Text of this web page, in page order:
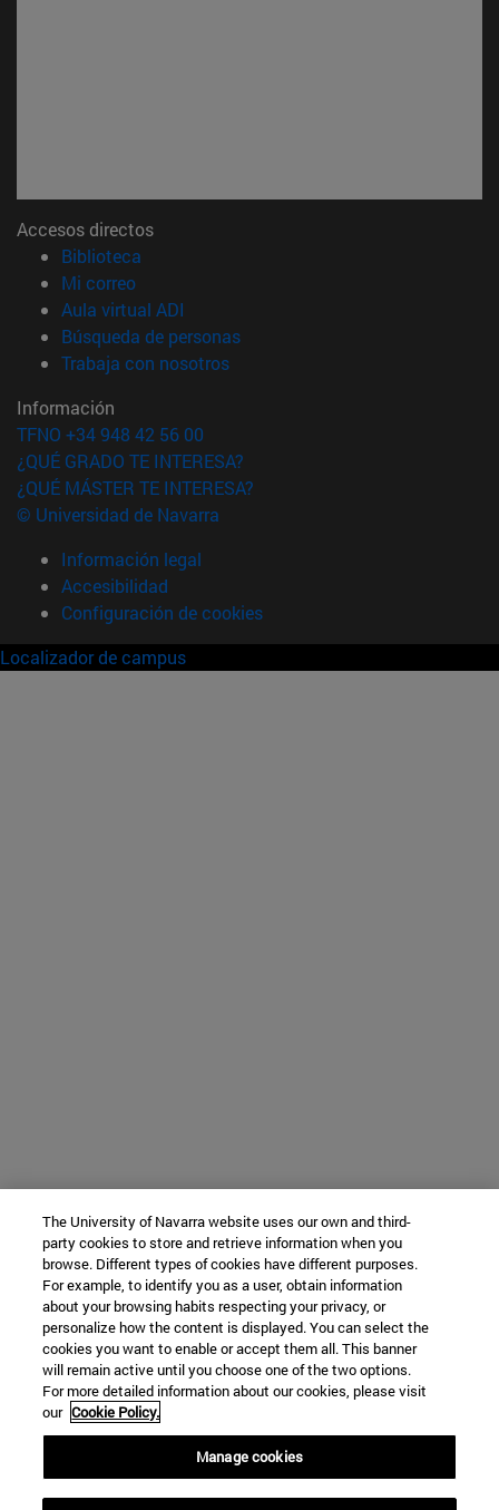
Accesos directos
Biblioteca
Mi correo(abre en nueva ventana)
Aula virtual ADI
Búsqueda de personas(abre en nueva ventana)
Trabaja con nosotros(abre en nueva ventana)
Información
TFNO +34 948 42 56 00
¿QUÉ GRADO TE INTERESA?
¿QUÉ MÁSTER TE INTERESA?
© Universidad de Navarra
Información legal
Accesibilidad
Configuración de cookies
Localizador de campus
The University of Navarra website uses our own and third-
party cookies to store and retrieve information when you
browse. Different types of cookies have different purposes.
For example, to identify you as a user, obtain information
about your browsing habits respecting your privacy, or
personalize how the content is displayed. You can select the
cookies you want to enable or accept them all. This banner
will remain active until you choose one of the two options.
For more detailed information about our cookies, please visit
our Cookie Policy.
Manage cookies